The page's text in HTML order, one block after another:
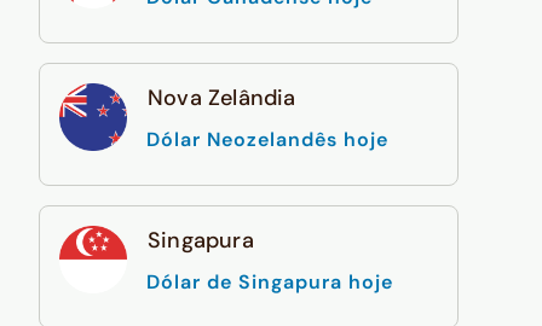
Nova Zelândia
Dólar Neozelandês hoje
Singapura
Dólar de Singapura hoje